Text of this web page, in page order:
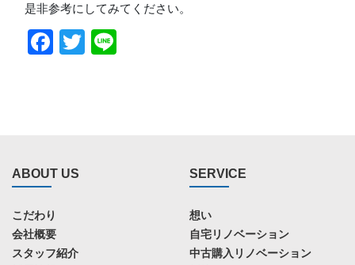
是非参考にしてみてください。
Facebook
Twitter
ABOUT US
こだわり
会社概要
スタッフ紹介
SERVICE
想い
自宅リノベーション
中古購入リノベーション